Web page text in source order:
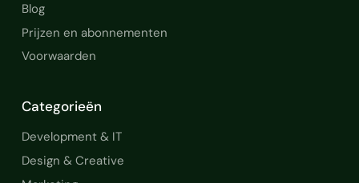
Blog
Prijzen en abonnementen
Voorwaarden
Categorieën
Development & IT
Design & Creative